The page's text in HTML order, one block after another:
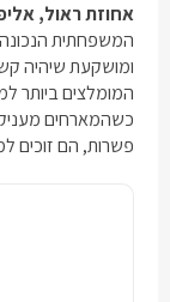
אחוזת ראול,
המשפחתית
ומושקעת שיהיה
המומלצים ביותר
כשהמארחים
פשרות, הם זוכים